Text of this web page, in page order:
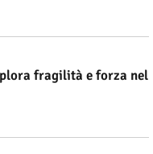
fragilità e forza nel